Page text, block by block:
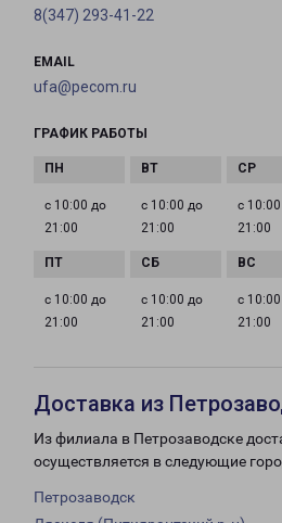
8(347) 293-41-22
EMAIL
ufa@pecom.ru
ГРАФИК РАБОТЫ
с 10:00 до
21:00
с 10:00 до
21:00
с
21:00
с 10:00 до
21:00
с 10:00 до
21:00
с
21:00
Доставка из
Из филиала в Петрозаводске
осуществляется в следующие
Петрозаводск